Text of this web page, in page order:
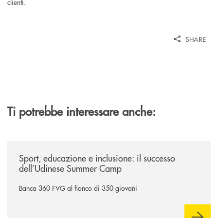
clienti.
SHARE
Ti potrebbe interessare anche:
Sport, educazione e inclusione: il successo
dell’Udinese Summer Camp
Banca 360 FVG al fianco di 350 giovani